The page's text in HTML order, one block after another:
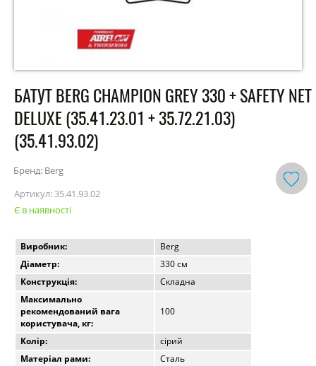
БАТУТ BERG CHAMPION GREY 330 + SAFETY NET
DELUXE (35.41.23.01 + 35.72.21.03)
(35.41.93.02)
Бренд: Berg
Артикул:35.41.93.02
Є в наявності
Виробник:
Berg
Діаметр:
330 см
Конструкція:
Складна
Максимально
рекомендований вага
користувача, кг:
100
Колір:
сірий
Матеріал рами:
Сталь